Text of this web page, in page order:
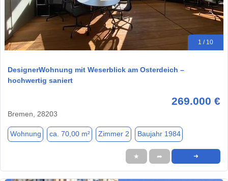
1 / 10
DesignerWohnung mit Weserblick am Osterdeich –
hochwertig saniert
269.000 €
Bremen, 28203
Wohnung ca. 70,00 m² Zimmer 2 Baujahr 1984
★ ➦ ➜